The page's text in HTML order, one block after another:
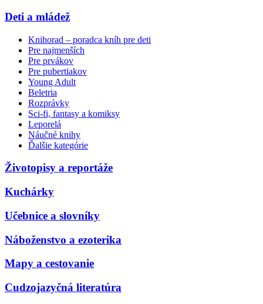
Deti a mládež
Knihorad – poradca kníh pre deti
Pre najmenších
Pre prvákov
Pre pubertiakov
Young Adult
Beletria
Rozprávky
Sci-fi, fantasy a komiksy
Leporelá
Náučné knihy
Ďalšie kategórie
Životopisy a reportáže
Kuchárky
Učebnice a slovníky
Náboženstvo a ezoterika
Mapy a cestovanie
Cudzojazyčná literatúra